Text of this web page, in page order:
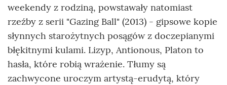
weekendy z rodziną, powstawały natomiast
rzeźby z serii "Gazing Ball" (2013) - gipsowe kopie
słynnych starożytnych posągów z doczepianymi
błękitnymi kulami. Lizyp, Antionous, Platon to
hasła, które robią wrażenie. Tłumy są
zachwycone uroczym artystą-erudytą, który